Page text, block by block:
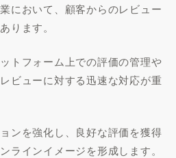
において、顧客からのレビュー
ります。
トフォーム上での評価の管理や
ビューに対する迅速な対応が重
ンを強化し、良好な評価を獲得
ラインイメージを形成します。